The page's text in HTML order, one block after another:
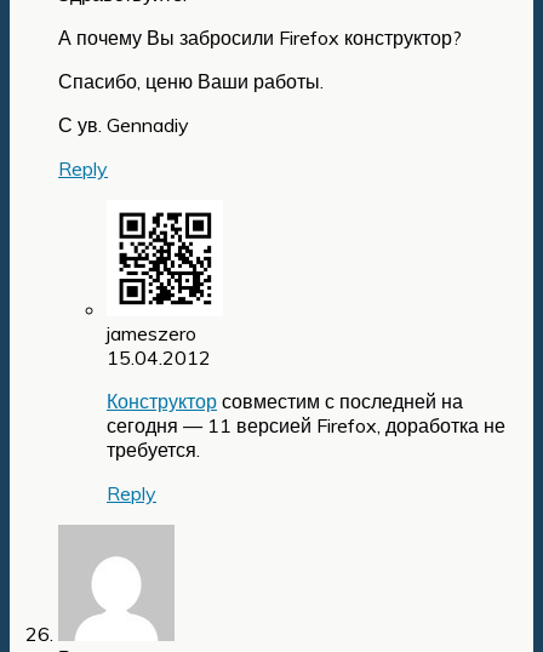
А почему Вы забросили Firefox конструктор?
Спасибо, ценю Ваши работы.
С ув. Gennadiy
Reply
jameszero
15.04.2012
Конструктор совместим с последней на
сегодня — 11 версией Firefox, доработка не
требуется.
Reply